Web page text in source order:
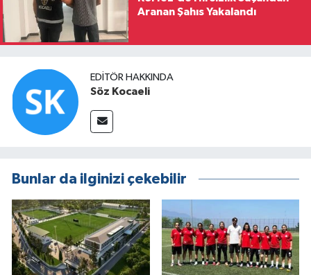
Aranan Şahıs Yakalandı
EDITÖR HAKKINDA
Söz Kocaeli
Bunlar da ilginizi çekebilir